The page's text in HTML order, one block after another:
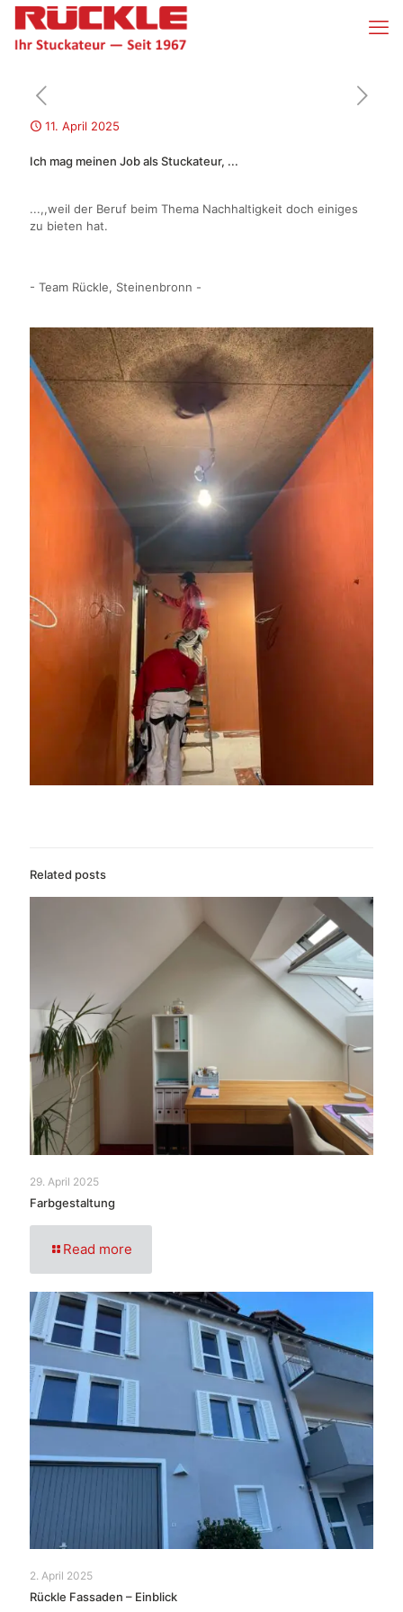
11. April 2025
Ich mag meinen Job als Stuckateur, ...
...,,weil der Beruf beim Thema Nachhaltigkeit doch einiges
zu bieten hat.
- Team Rückle, Steinenbronn -
Related posts
29. April 2025
Farbgestaltung
Read more
2. April 2025
Rückle Fassaden – Einblick